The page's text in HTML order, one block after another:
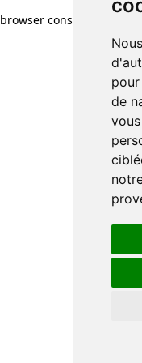
de
browser console for more